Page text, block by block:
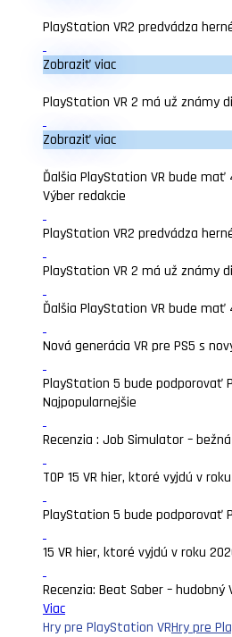
PlayStation VR2 predvádza
Zobraziť viac
PlayStation VR 2 má už známy
Zobraziť viac
Ďalšia PlayStation VR bude
Výber redakcie
PlayStation VR2 predvádza
PlayStation VR 2 má už známy
Ďalšia PlayStation VR bude
Nová generácia VR pre PS5 s
PlayStation 5 bude podporovať
Najpopularnejšie
Recenzia : Job Simulator –
TOP 15 VR hier, ktoré vyjdú v
PlayStation 5 bude podporovať
15 VR hier, ktoré vyjdú v roku
Recenzia: Beat Saber –
Viac
Hry pre PlayStation VRHry pre